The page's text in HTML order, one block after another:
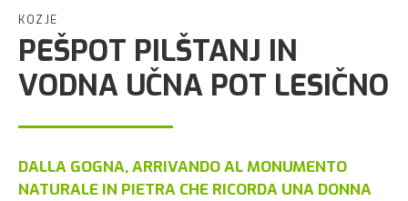
KOZJE
PEŠPOT PILŠTANJ IN
VODNA UČNA POT LESIČNO
DALLA GOGNA, ARRIVANDO AL MONUMENTO
NATURALE IN PIETRA CHE RICORDA UNA DONNA